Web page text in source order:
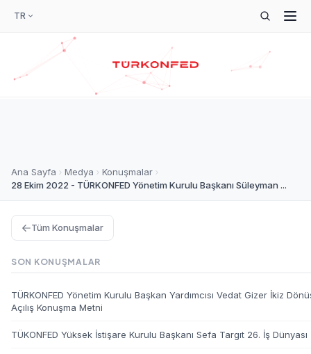
TR
Ana Sayfa Medya
Konuşmalar
28 Ekim 2022 - TÜRKONFED Yönetim Kurulu Başkanı Süleyman ...
Tüm Konuşmalar
SON KONUŞMALAR
TÜRKONFED Yönetim Kurulu Başkan Yardımcısı Vedat Gizer İkiz
Açılış Konuşma Metni
TÜKONFED Yüksek İstişare Kurulu Başkanı Sefa Targıt 26. İş